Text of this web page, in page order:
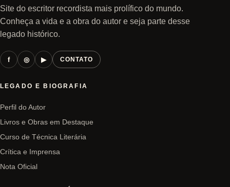
Site do escritor recordista mais prolífico do mundo.
Conheça a vida e a obra do autor e seja parte desse
legado histórico.
f ◎ ▶ CONTATO
LEGADO E BIOGRAFIA
Perfil do Autor
Livros e Obras em Destaque
Curso de Técnica Literária
Crítica e Imprensa
Nota Oficial